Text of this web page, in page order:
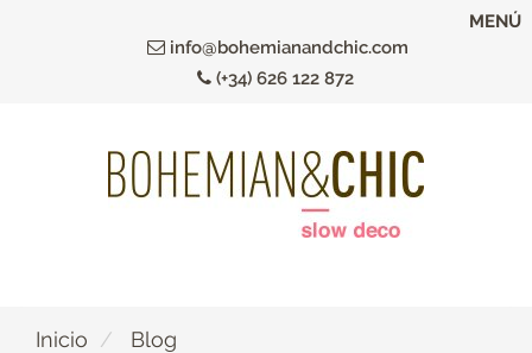
info@bohemianandchic.com
(+34) 626 122 872
MENÚ
Inicio
Blog